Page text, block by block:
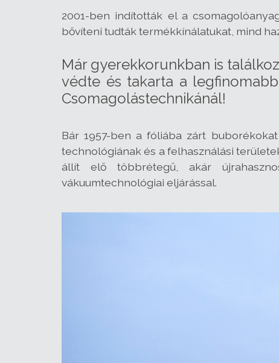
2001-ben indították el a
bővíteni tudták termékkínálatukat, mind
Már gyerekkorunkban is
védte és takarta a
Csomagolástechnikánál!
Bár 1957-ben a fóliába zárt
technológiának és a felhasználási
állít elő többrétegű, akár
vákuumtechnológiai eljárással.